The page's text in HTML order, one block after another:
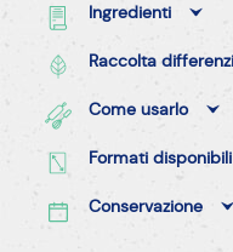
Ingredienti
Raccolta
Come usarlo
Formati disponibili
Conservazione